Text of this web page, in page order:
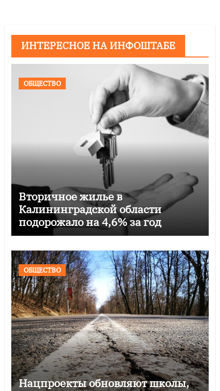
ИНТЕРЕСНОЕ НА ИНФОШТАБЕ
ОБЩЕСТВО
Вторичное жилье в
Калининградской области
подорожало на 4,6% за год
ОБЩЕСТВО
Нацпроекты обновляют школы,